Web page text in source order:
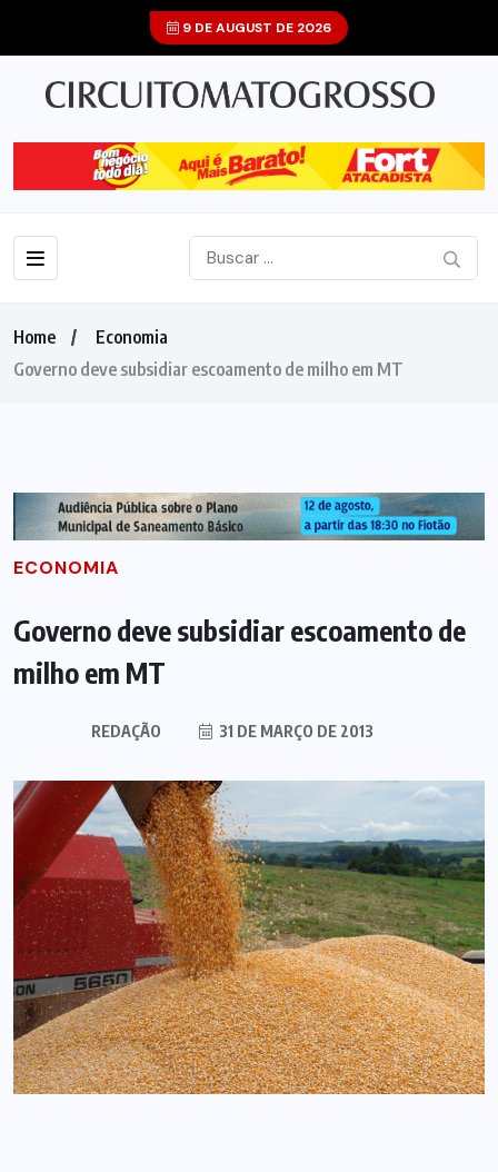
9 DE AUGUST DE 2026
Home
Economia
Governo deve subsidiar escoamento de milho em MT
ECONOMIA
Governo deve subsidiar escoamento de
milho em MT
REDAÇÃO 31 DE MARÇO DE 2013